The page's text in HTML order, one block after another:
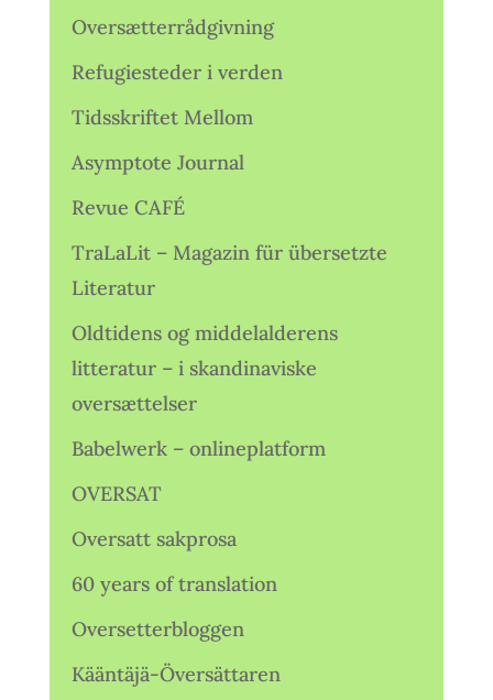
Oversætterrådgivning
Refugiesteder i verden
Tidsskriftet Mellom
Asymptote Journal
Revue CAFÉ
TraLaLit – Magazin für übersetzte
Literatur
Oldtidens og middelalderens
litteratur – i skandinaviske
oversættelser
Babelwerk – onlineplatform
OVERSAT
Oversatt sakprosa
60 years of translation
Oversetterbloggen
Kääntäjä-Översättaren